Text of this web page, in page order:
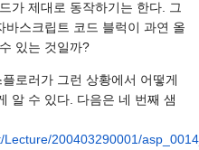
가 제대로 동작하기는 한다. 그
스크립트 코드 블럭이 과연 올
있는 것일까?
로러가 그런 상황에서 어떻게
알 수 있다. 다음은 네 번째 샘
200403290001/